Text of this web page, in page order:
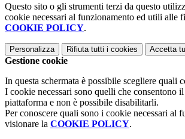
Questo sito o gli strumenti terzi da questo
cookie necessari al funzionamento ed utili alle
COOKIE POLICY.
Personalizza Rifiuta tutti i cookies Accetta
Gestione cookie
In questa schermata è possibile scegliere quali
I cookie necessari sono quelli che consentono
piattaforma e non è possibile disabilitarli.
Per conoscere quali sono i cookie necessari al
visionare la COOKIE POLICY.